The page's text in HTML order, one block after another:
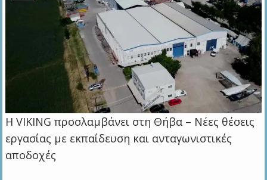
Η VIKING προσλαμβάνει στη Θήβα – Νέες θέσεις
εργασίας με εκπαίδευση και ανταγωνιστικές
αποδοχές